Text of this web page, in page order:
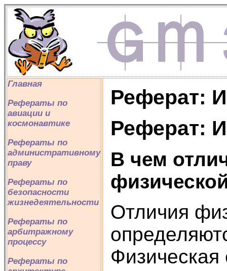
Главная
Рефераты по
авиации и
космонавтике
Рефераты по
административному
праву
Рефераты по
безопасности
жизнедеятельности
Рефераты по
арбитражному
процессу
Рефераты по
Реферат:
Реферат:
В чем
Отличия
Физическая